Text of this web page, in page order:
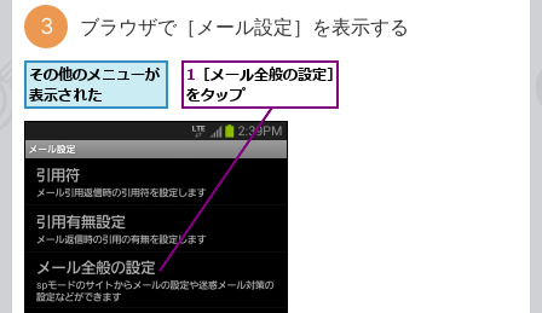
ブラウザで［メール設定］を表示する